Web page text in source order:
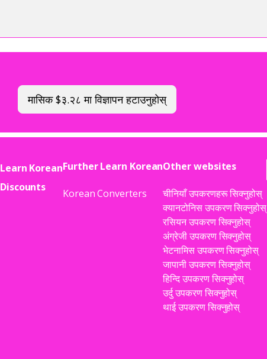
मासिक $३.२८ मा विज्ञापन हटाउनुहोस्
Learn Korean
Discounts
Further Learn Korean
Korean Converters
Other websites
चीनियाँ उपकरणहरू सिक्नुहोस्
क्यानटोनिस उपकरण सिक्नुहोस्
रसियन उपकरण सिक्नुहोस्
अंग्रेजी उपकरण सिक्नुहोस्
भेटनामिस उपकरण सिक्नुहोस्
जापानी उपकरण सिक्नुहोस्
हिन्दि उपकरण सिक्नुहोस्
उर्दु उपकरण सिक्नुहोस्
थाई उपकरण सिक्नुहोस्